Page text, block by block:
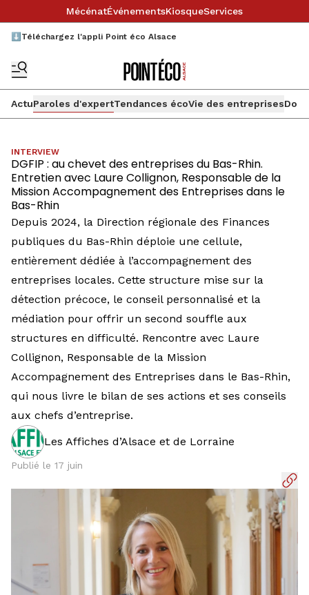
MécénatÉvénementsKiosqueServices
⬇️Téléchargez l'appli Point éco Alsace
ActuParoles d'expertTendances écoVie des entreprises
INTERVIEW
DGFIP : au chevet des entreprises du Bas-Rhin.
Entretien avec Laure Collignon, Responsable de la
Mission Accompagnement des Entreprises dans le
Bas-Rhin
Depuis 2024, la Direction régionale des Finances
publiques du Bas-Rhin déploie une cellule,
entièrement dédiée à l’accompagnement des
entreprises locales. Cette structure mise sur la
détection précoce, le conseil personnalisé et la
médiation pour offrir un second souffle aux
structures en difficulté. Rencontre avec Laure
Collignon, Responsable de la Mission
Accompagnement des Entreprises dans le Bas-Rhin,
qui nous livre le bilan de ses actions et ses conseils
aux chefs d’entreprise.
Les Affiches d’Alsace et de Lorraine
Publié le 17 juin